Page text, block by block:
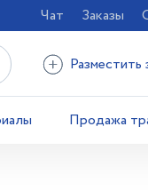
Чат Заказы
Разместить
Продажа